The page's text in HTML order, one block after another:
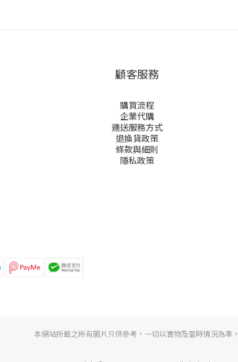
顧客服務
購買流程
企業代購
運送服務方式
退換貨政策
條款與細則
隱私政策
本網站所載之所有圖片只供參考，一切以實物及當時情況為準。